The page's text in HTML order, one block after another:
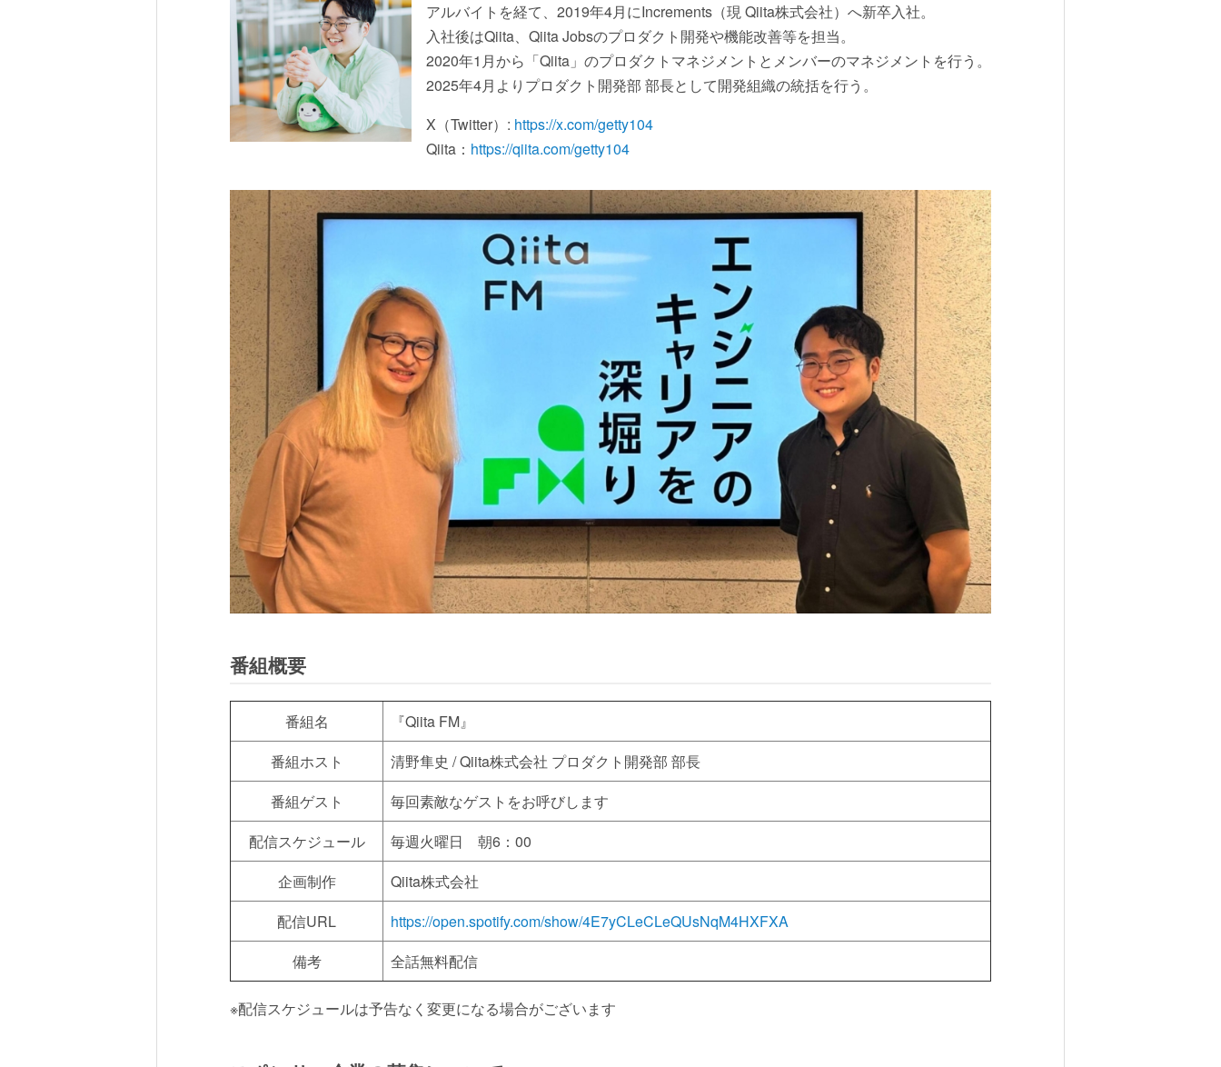
アルバイトを経て、2019年4月にIncrements（現 Qiita株式会社）へ新卒入社。
入社後はQiita、Qiita Jobsのプロダクト開発や機能改善等を担当。
2020年1月から「Qiita」のプロダクトマネジメントとメンバーのマネジメントを行う。
2025年4月よりプロダクト開発部 部長として開発組織の統括を行う。
X（Twitter）: https://x.com/getty104
Qiita： https://qiita.com/getty104
番組概要
番組名
『Qiita FM』
番組ホスト
清野隼史 / Qiita株式会社 プロダクト開発部 部長
番組ゲスト
毎回素敵なゲストをお呼びします
配信スケジュール
毎週火曜日 朝6：00
企画制作
Qiita株式会社
配信URL
https://open.spotify.com/show/4E7yCLeCLeQUsNqM4HXFXA
備考
全話無料配信
※配信スケジュールは予告なく変更になる場合がございます